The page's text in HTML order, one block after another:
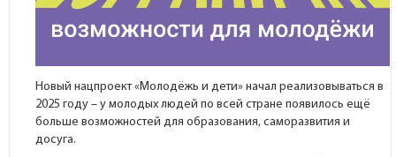
Новый нацпроект «Молодёжь и дети» начал реализовываться в
2025 году – у молодых людей по всей стране появилось ещё
больше возможностей для образования, саморазвития и
досуга.